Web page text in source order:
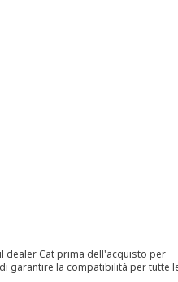
dealer Cat prima dell'acquisto per
garantire la compatibilità per tutte